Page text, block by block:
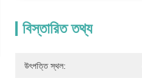
বিস্তারিত তথ্য
উৎপত্তি স্থল: